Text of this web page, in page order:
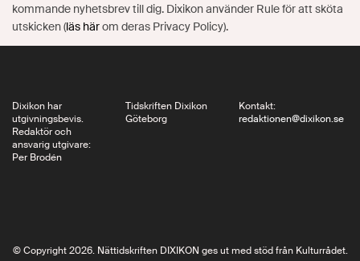
kommande nyhetsbrev till dig. Dixikon använder Rule för att sköta
utskicken (läs härom deras Privacy Policy).
Dixikon har
utgivningsbevis.
Redaktör och
ansvarig utgivare:
Per Brodén
Tidskriften Dixikon
Göteborg
Kontakt:
redaktionen@dixikon.se
© Copyright 2026. Nättidskriften DIXIKON ges ut med stöd från Kulturrådet.